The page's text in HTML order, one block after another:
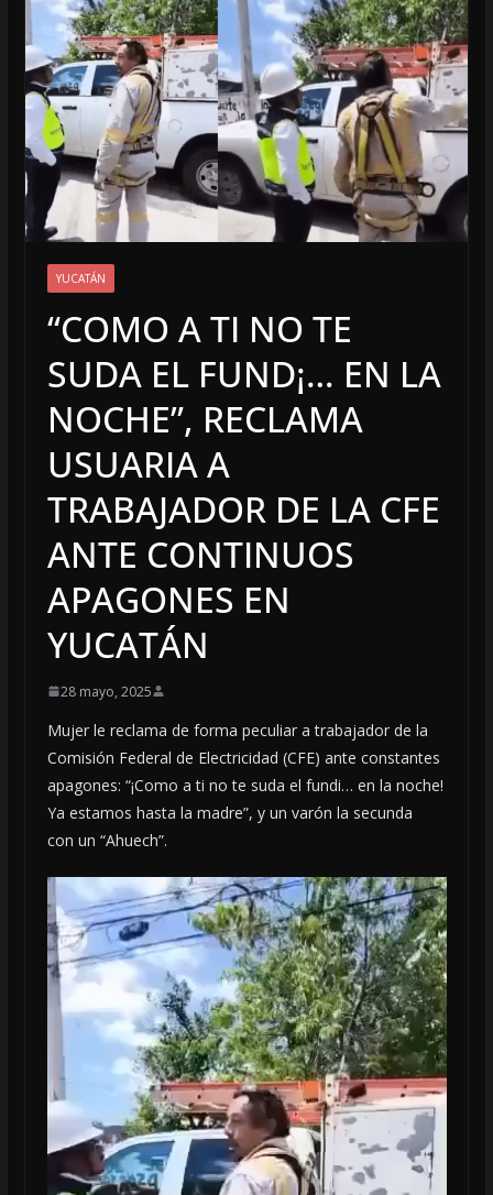
YUCATÁN
“COMO A TI NO TE
SUDA EL FUND¡… EN LA
NOCHE”, RECLAMA
USUARIA A
TRABAJADOR DE LA CFE
ANTE CONTINUOS
APAGONES EN
YUCATÁN
28 mayo, 2025
Mujer le reclama de forma peculiar a trabajador de la
Comisión Federal de Electricidad (CFE) ante constantes
apagones: “¡Como a ti no te suda el fundi… en la noche!
Ya estamos hasta la madre”, y un varón la secunda
con un “Ahuech”.